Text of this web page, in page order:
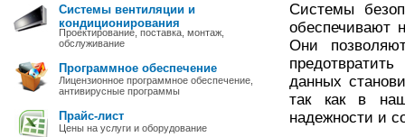
Системы вентиляции и
кондиционирования
Проектирование, поставка, монтаж,
обслуживание
Программное обеспечение
Лицензионное программное обеспечение,
антивирусные программы
Прайс-лист
Цены на услуги и оборудование
Системы
обеспечивают
Они
данных
так как в
надежности и